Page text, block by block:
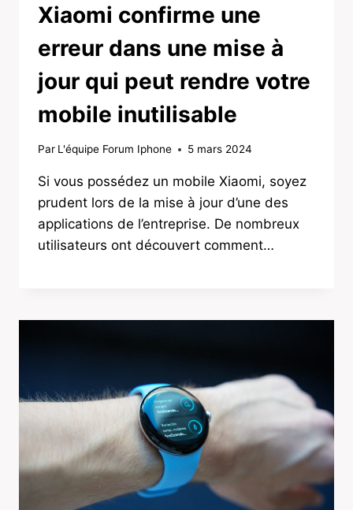
Xiaomi confirme une
erreur dans une mise à
jour qui peut rendre votre
mobile inutilisable
Par L'équipe Forum Iphone 5 mars 2024
Si vous possédez un mobile Xiaomi, soyez
prudent lors de la mise à jour d’une des
applications de l’entreprise. De nombreux
utilisateurs ont découvert comment…